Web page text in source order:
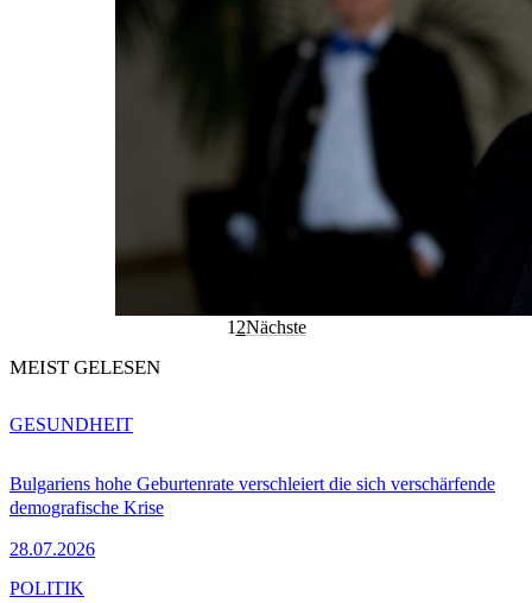
1 2Nächste
MEIST GELESEN
Bulgariens hohe Geburtenrate verschleiert die sich verschärfende
demografische Krise
28.07.2026
GESUNDHEIT
POLITIK